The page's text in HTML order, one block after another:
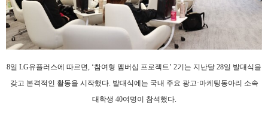
8일 LG유플러스에 따르면, ‘참여형 멤버십 프로젝트’ 2기는 지난달 28일 발대식을
갖고 본격적인 활동을 시작했다. 발대식에는 국내 주요 광고·마케팅동아리 소속
대학생 40여명이 참석했다.